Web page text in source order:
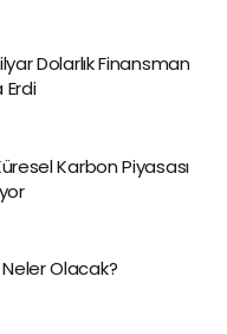
Dolarlık Finansman
Erdi
Karbon Piyasası
Olacak?